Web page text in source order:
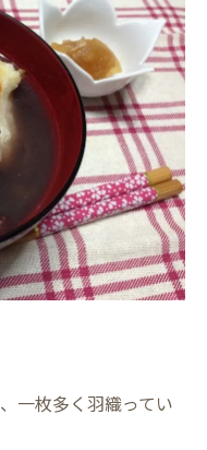
一枚多く羽織ってい